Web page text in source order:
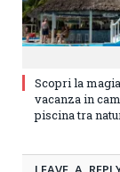
Scopri la
vacanza in
piscina tra